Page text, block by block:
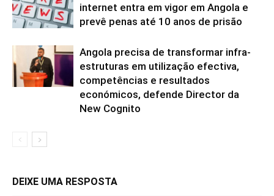
internet entra em vigor em Angola e
prevê penas até 10 anos de prisão
Angola precisa de transformar infra-
estruturas em utilização efectiva,
competências e resultados
económicos, defende Director da
New Cognito
DEIXE UMA RESPOSTA